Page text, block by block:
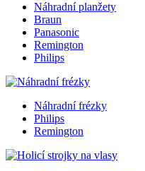
Náhradní planžety
Braun
Panasonic
Remington
Philips
Náhradní frézky
Philips
Remington